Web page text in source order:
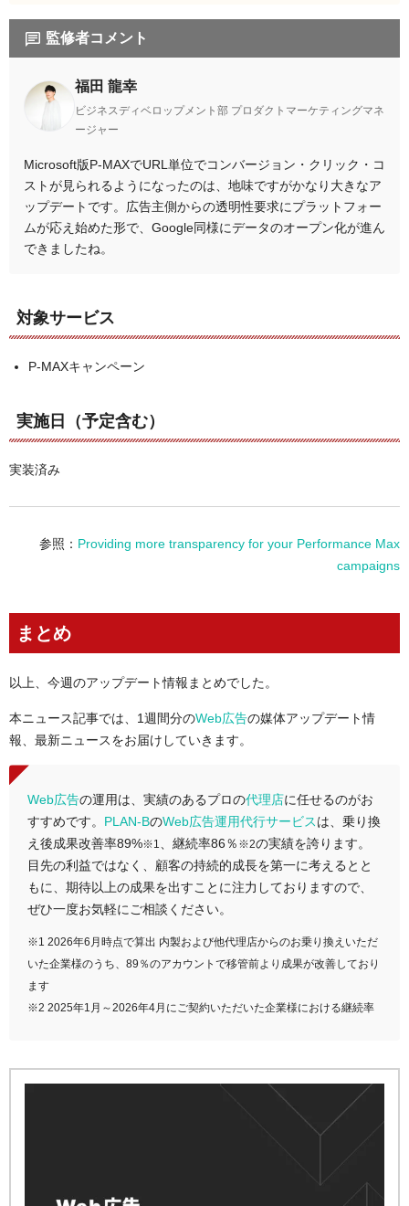
監修者コメント
福田 龍幸
ビジネスディベロップメント部 プロダクトマーケティングマネ
ージャー
Microsoft版P-MAXでURL単位でコンバージョン ・クリック・コ
ストが見られるようになったのは、地味ですがかなり大きなア
ップデートです。 広告主側からの透明性要求にプラットフォー
ムが応え始めた形で、Google同様にデータのオープン化が進ん
できましたね。
対象サービス
P-MAXキャンペーン
実施日（予定含む）
実装済み
参照： Providing more transparency for your Performance Max
campaigns
まとめ
以上、今週のアップデート情報まとめでした。
本ニュース記事では、1週間分のWeb広告の媒体アップデート情
報、最新ニュースをお届けしていきます。
Web広告の運用は、実績のあるプロの代理店に任せるのがお
すすめです。 PLAN-BのWeb広告運用代行サービスは、乗り換
え後成果改善率89%※1 、継続率86％ ※2の実績を誇ります。
目先の利益ではなく、顧客の持続的成長を第一に考えるとと
もに、期待以上の成果を出すことに注力しておりますので、
ぜひ一度お気軽にご相談ください。
※1 2026年6月時点で算出 内製および他代理店からのお乗り換えいただ
いた企業様のうち、89％のアカウントで移管前より成果が改善しており
ます
※2 2025年1月～2026年4月にご契約いただいた企業様における継続率